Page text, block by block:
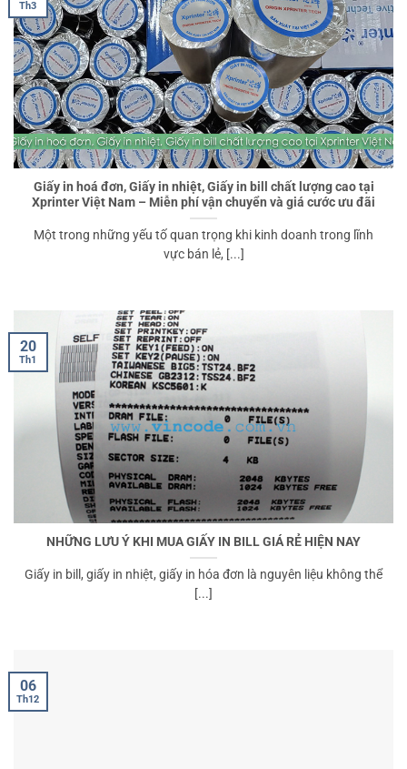
Giấy in hoá đơn, Giấy in nhiệt, Giấy in bill chất lượng cao tại
Xprinter Việt Nam – Miễn phí vận chuyển và giá cước ưu đãi
Một trong những yếu tố quan trọng khi kinh doanh trong lĩnh
vực bán lẻ, [...]
Th3
NHỮNG LƯU Ý KHI MUA GIẤY IN BILL GIÁ RẺ HIỆN NAY
Giấy in bill, giấy in nhiệt, giấy in hóa đơn là nguyên liệu không thể
[...]
20
Th1
06
Th12